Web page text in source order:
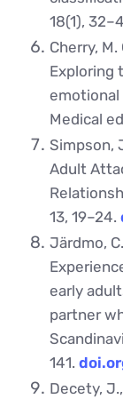
18(1),
Cherry, M.
Exploring
emotional
Medical
Simpson,
Adult
13, 19–24.
Järdmo,
early
partner
141.
Decety,